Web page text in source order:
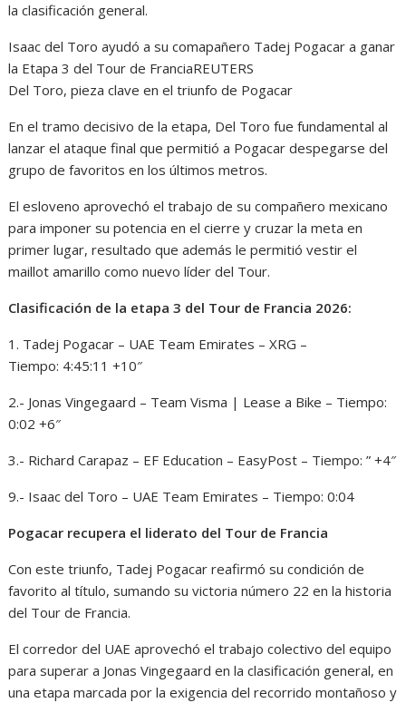
la clasificación general.
Isaac del Toro ayudó a su comapañero Tadej Pogacar a ganar
la Etapa 3 del Tour de FranciaREUTERS
Del Toro, pieza clave en el triunfo de Pogacar
En el tramo decisivo de la etapa, Del Toro fue fundamental al
lanzar el ataque final que permitió a Pogacar despegarse del
grupo de favoritos en los últimos metros.
El esloveno aprovechó el trabajo de su compañero mexicano
para imponer su potencia en el cierre y cruzar la meta en
primer lugar, resultado que además le permitió vestir el
maillot amarillo como nuevo líder del Tour.
Clasificación de la etapa 3 del Tour de Francia 2026:
1. Tadej Pogacar – UAE Team Emirates – XRG –
Tiempo: 4:45:11 +10″
2.- Jonas Vingegaard – Team Visma | Lease a Bike – Tiempo:
0:02 +6″
3.- Richard Carapaz – EF Education – EasyPost – Tiempo: ” +4″
9.- Isaac del Toro – UAE Team Emirates – Tiempo: 0:04
Pogacar recupera el liderato del Tour de Francia
Con este triunfo, Tadej Pogacar reafirmó su condición de
favorito al título, sumando su victoria número 22 en la historia
del Tour de Francia.
El corredor del UAE aprovechó el trabajo colectivo del equipo
para superar a Jonas Vingegaard en la clasificación general, en
una etapa marcada por la exigencia del recorrido montañoso y